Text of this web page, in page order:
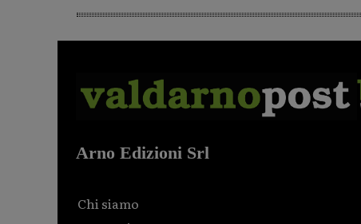
Arno Edizioni Srl
Chi siamo